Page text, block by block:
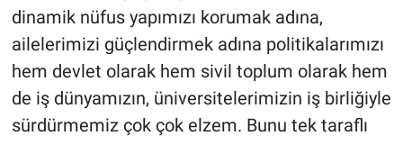
dinamik nüfus yapımızı korumak adına,
ailelerimizi güçlendirmek adına politikalarımızı
hem devlet olarak hem sivil toplum olarak hem
de iş dünyamızın, üniversitelerimizin iş birliğiyle
sürdürmemiz çok çok elzem. Bunu tek taraflı